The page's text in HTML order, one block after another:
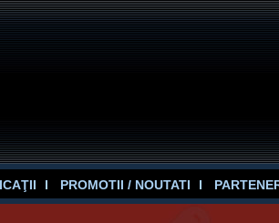
PROMOTII / NOUTATI